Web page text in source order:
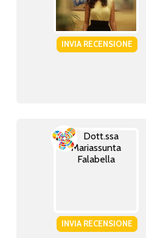
INVIA RECENSIONE
INVIA RECENSIONE